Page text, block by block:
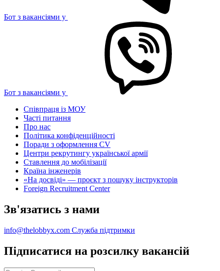
Бот з вакансіями у
Бот з вакансіями у
Співпраця із МОУ
Часті питання
Про нас
Політика конфіденційності
Поради з оформлення CV
Центри рекрутингу української армії
Ставлення до мобілізації
Країна інженерів
«На досвіді» — проєкт з пошуку інструкторів
Foreign Recruitment Center
Зв'язатись з нами
info@thelobbyx.com Служба підтримки
Підписатися на розсилку вакансій